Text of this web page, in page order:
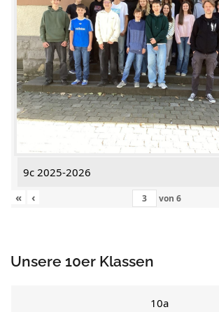
9c 2025-2026
«
‹ von 6
Unsere 10er Klassen
10a